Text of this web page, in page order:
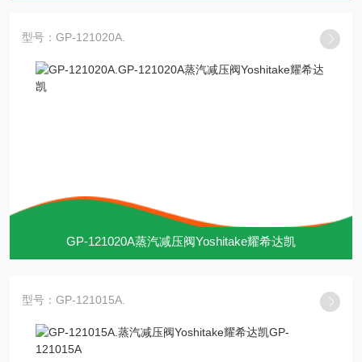
型号：GP-121020A.
GP-121020A蒸汽减压阀Yoshitake耀希达凯
型号：GP-121015A.